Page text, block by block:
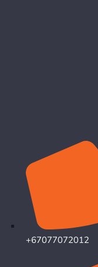
+67077072012